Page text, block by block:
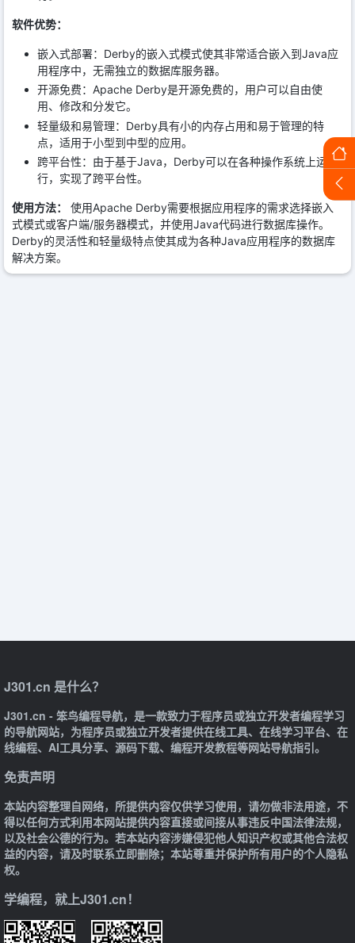
软件优势：
嵌入式部署：Derby的嵌入式模式使其非常适合嵌入到Java应
用程序中，无需独立的数据库服务器。
开源免费：Apache Derby是开源免费的，用户可以自由使
用、修改和分发它。
轻量级和易管理：Derby具有小的内存占用和易于管理的特
点，适用于小型到中型的应用。
跨平台性：由于基于Java，Derby可以在各种操作系统上运
行，实现了跨平台性。
使用方法：
使用Apache Derby需要根据应用程序的需求选择嵌入
式模式或客户端/服务器模式，并使用Java代码进行数据库操作。
Derby的灵活性和轻量级特点使其成为各种Java应用程序的数据库
解决方案。
J301.cn 是什么？
J301.cn - 笨鸟编程导航，是一款致力于程序员或独立开发者编程学习
的导航网站，为程序员或独立开发者提供在线工具、在线学习平台、在
线编程、AI工具分享、源码下载、编程开发教程等网站导航指引。
免责声明
本站内容整理自网络，所提供内容仅供学习使用，请勿做非法用途，不
得以任何方式利用本网站提供内容直接或间接从事违反中国法律法规，
以及社会公德的行为。若本站内容涉嫌侵犯他人知识产权或其他合法权
益的内容，请及时联系立即删除；本站尊重并保护所有用户的个人隐私
权。
学编程，就上J301.cn！